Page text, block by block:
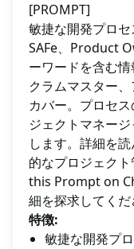
[PROMPT]
敏捷な開発プロセ
SAFe、Product
ーワードを含む
クラムマスター
カバー。プロセ
ジェクトマネー
します。詳細を
的なプロジェク
this Prompt on
細を探求してくだ
特徴:
敏捷な開発プ